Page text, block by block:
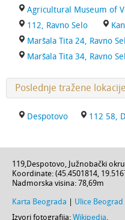
Agricultural Museum of
112, Ravno Selo
Maršala Tita 24, Ravno
Maršala Tita 34, Ravno
Poslednje tražene
Despotovo 112 58,
119,Despotovo, Južnobački
Koordinate: (45.4501814,
Nadmorska visina: 78,69m
Karta Beograda Ulice Beograd
Izvori fotografija: Wikipedia.